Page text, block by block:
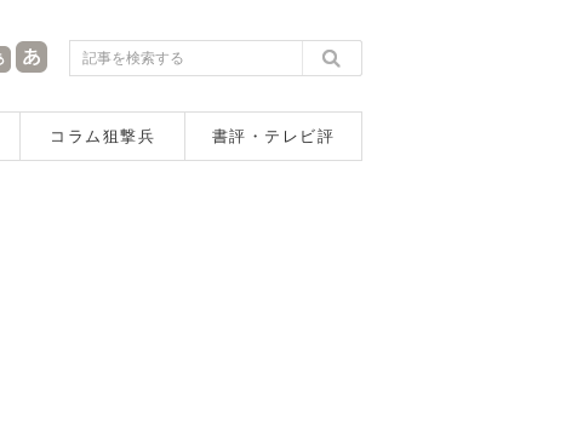
コラム狙撃兵 書評・テレビ評